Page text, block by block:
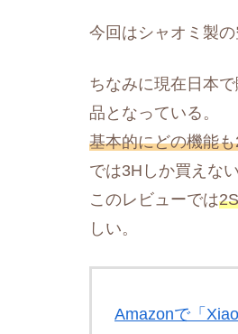
今回はシャオミ製
ちなみに現在日本
品となっている。
基本的にどの機能
では3Hしか買えない
このレビューでは
しい。
Amazonで「